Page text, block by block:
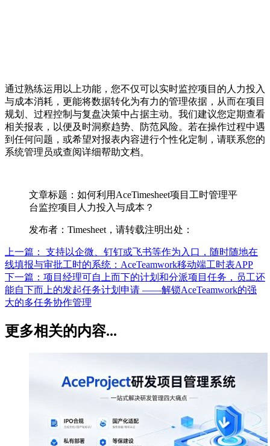
通过熟练运用以上功能，您不仅可以实时监控项目的人力投入
与成本消耗，更能将数据转化为有力的管理依据，从而在项目
规划、过程控制与复盘决策中占据主动。我们建议您定期查看
相关报表，以便及时洞察趋势、防范风险。若在操作过程中遇
到任何问题，或希望对报表内容进行个性化定制，请联系您的
系统管理员或查阅详细帮助文档。
文章标题：如何利用AceTimesheet项目工时管理平
台监控项目人力投入与成本？
发布者：Timesheet，请转载注明出处：
上一篇： 支持以企微、钉钉或飞书等作为入口，随时随地在
线填报与审批工时的系统：AceTeamwork移动端工时表APP
下一篇： 项目经理可自上而下的计划和分派项目任务，员工还
能自下而上的发起任务计划申请 ——解锁AceTeamwork的强
大的多任务协作管理
更多相关的内容...